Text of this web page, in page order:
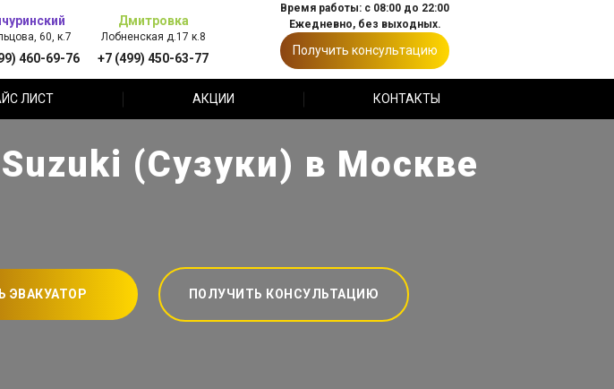
60, к.7
460-69-76
Дмитровка
Лобненская д.17 к.8
+7 (499) 450-63-77
Время работы: с 08:00 до 22:00
Ежедневно, без выходных.
Получить консультацию
ЛИСТ АКЦИИ КОНТАКТЫ
(Сузуки) в Москве
ЭВАКУАТОР ПОЛУЧИТЬ КОНСУЛЬТАЦИЮ